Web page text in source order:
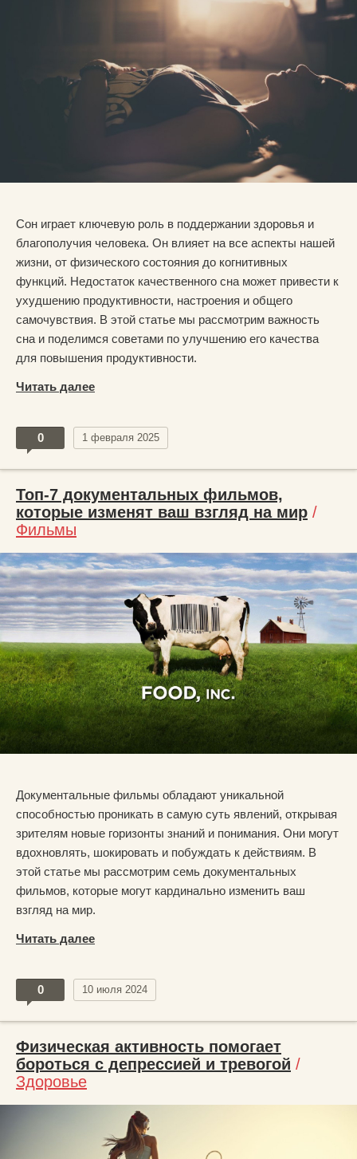
Сон играет ключевую роль в поддержании здоровья и
благополучия человека. Он влияет на все аспекты нашей
жизни, от физического состояния до когнитивных
функций. Недостаток качественного сна может привести к
ухудшению продуктивности, настроения и общего
самочувствия. В этой статье мы рассмотрим важность
сна и поделимся советами по улучшению его качества
для повышения продуктивности.
Читать далее
0 1 февраля 2025
Топ-7 документальных фильмов,
которые изменят ваш взгляд на мир /
Фильмы
Документальные фильмы обладают уникальной
способностью проникать в самую суть явлений, открывая
зрителям новые горизонты знаний и понимания. Они могут
вдохновлять, шокировать и побуждать к действиям. В
этой статье мы рассмотрим семь документальных
фильмов, которые могут кардинально изменить ваш
взгляд на мир.
Читать далее
0 10 июля 2024
Физическая активность помогает
бороться с депрессией и тревогой /
Здоровье